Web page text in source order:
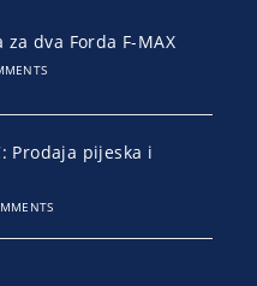
za dva Forda F-MAX
Prodaja pijeska i